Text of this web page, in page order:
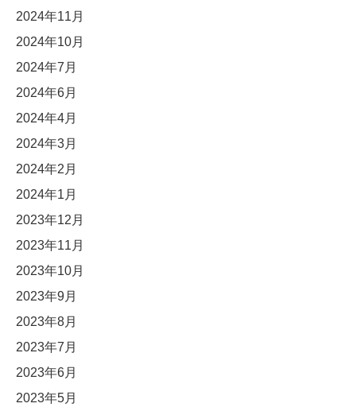
2024年11月
2024年10月
2024年7月
2024年6月
2024年4月
2024年3月
2024年2月
2024年1月
2023年12月
2023年11月
2023年10月
2023年9月
2023年8月
2023年7月
2023年6月
2023年5月